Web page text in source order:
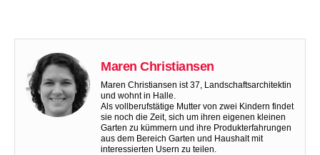
Maren Christiansen
Maren Christiansen ist 37, Landschaftsarchitektin
und wohnt in Halle.
Als vollberufstätige Mutter von zwei Kindern findet
sie noch die Zeit, sich um ihren eigenen kleinen
Garten zu kümmern und ihre Produkterfahrungen
aus dem Bereich Garten und Haushalt mit
interessierten Usern zu teilen.